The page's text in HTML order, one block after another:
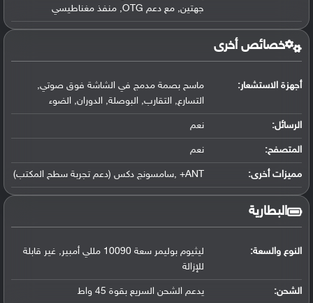
جهتين, مع دعم OTG, منفذ مغناطيسي
خصائص أخرى
أجهزة الاستشعار:
ماسح بصمة مدمج في الشاشة فوق صوتي,
التسارع, التقارب, البوصلة, الدوران, الضوء
الرسائل: نعم
المتصفح: نعم
مميزات أخرى: ANT+ ,سامسونج دكس (دعم تجربة سطح المكتب)
البطارية
النوع والسعة:
ليثيوم بوليمر سعة 10090 مللي أمبير, غير قابلة
للإزالة
الشحن: يدعم الشحن السريع بقوة 45 واط